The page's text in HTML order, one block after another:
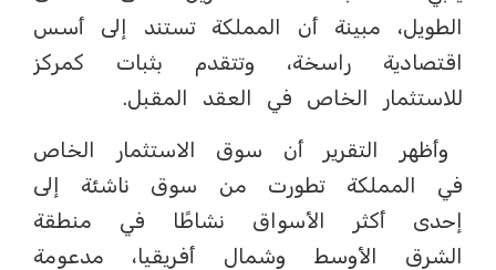
الطويل، مبينة أن المملكة تستند إلى أسس
اقتصادية راسخة، وتتقدم بثبات كمركز
للاستثمار الخاص في العقد المقبل.
وأظهر التقرير أن سوق الاستثمار الخاص
في المملكة تطورت من سوق ناشئة إلى
إحدى أكثر الأسواق نشاطًا في منطقة
الشرق الأوسط وشمال أفريقيا، مدعومة